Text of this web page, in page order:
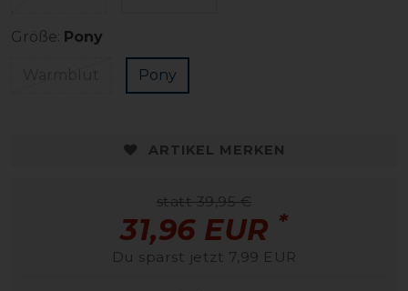
Größe: Pony
Pony
ARTIKEL MERKEN
statt 39,95 €
31,96 EUR *
Du sparst jetzt 7,99 EUR